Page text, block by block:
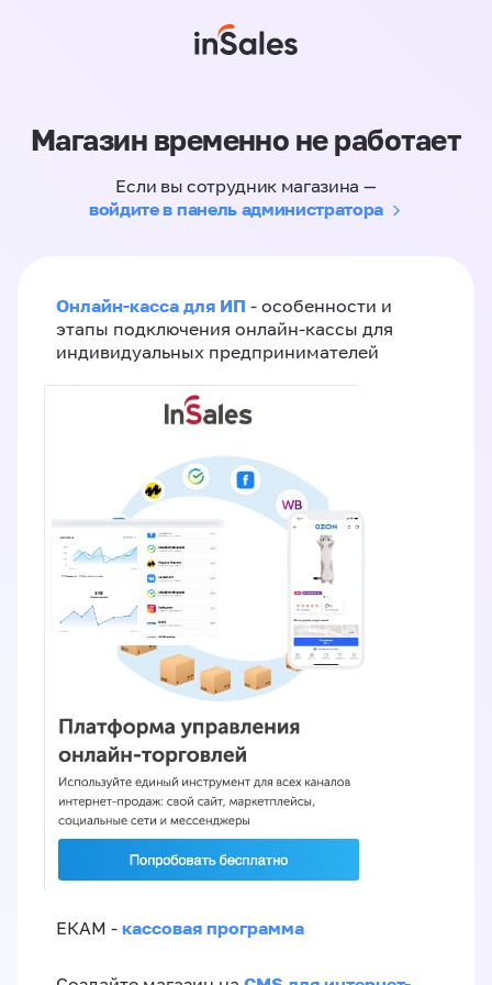
Магазин временно не работает
Если вы сотрудник магазина —
войдите в панель администратора
Онлайн-касса для ИП - особенности и
этапы подключения онлайн-кассы для
индивидуальных предпринимателей
ЕКАМ - кассовая программа